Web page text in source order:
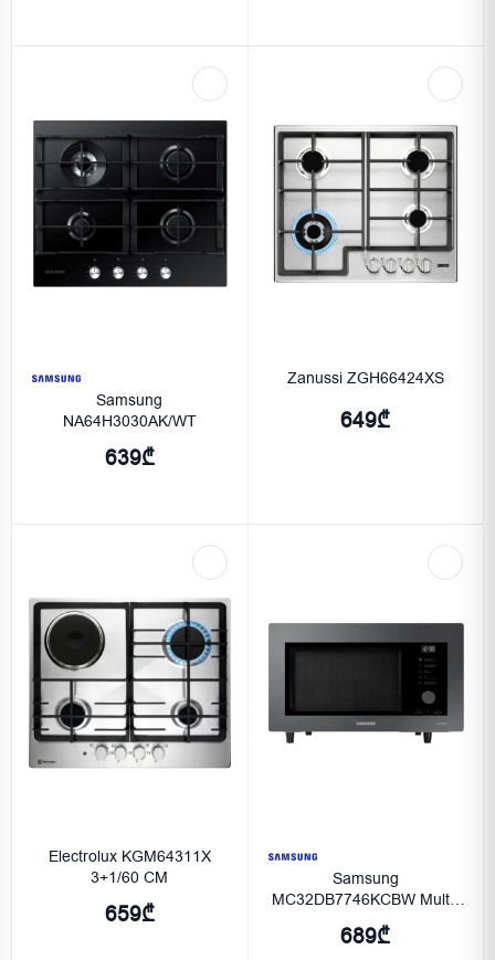
Samsung
NA64H3030AK/WT
639₾
Zanussi ZGH66424XS
649₾
Electrolux KGM64311X
3+1/60 CM
659₾
Samsung
MC32DB7746KCBW Multi-
oven, Grey.
689₾